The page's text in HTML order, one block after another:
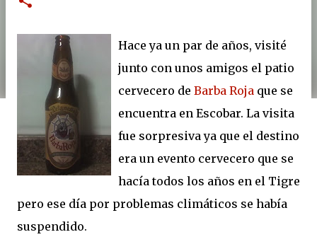
Hace ya un par de años, visité
junto con unos amigos el patio
cervecero de Barba Roja que se
encuentra en Escobar. La visita
fue sorpresiva ya que el destino
era un evento cervecero que se
hacía todos los años en el Tigre
pero ese día por problemas climáticos se había
suspendido.